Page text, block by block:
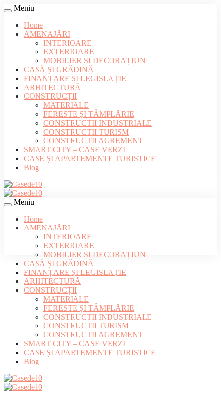
Meniu
Home
AMENAJĂRI
INTERIOARE
EXTERIOARE
MOBILIER ȘI DECORAȚIUNI
CASĂ ȘI GRĂDINĂ
FINANȚARE ȘI LEGISLAȚIE
ARHITECTURĂ
CONSTRUCȚII
MATERIALE
FERESTE ȘI TÂMPLĂRIE
CONSTRUCTII INDUSTRIALE
CONSTRUCTII TURISM
CONSTRUCTII AGREMENT
SMART CITY – CASE VERZI
CASE ȘI APARTEMENTE TURISTICE
Blog
Meniu
Home
AMENAJĂRI
INTERIOARE
EXTERIOARE
MOBILIER ȘI DECORAȚIUNI
CASĂ ȘI GRĂDINĂ
FINANȚARE ȘI LEGISLAȚIE
ARHITECTURĂ
CONSTRUCȚII
MATERIALE
FERESTE ȘI TÂMPLĂRIE
CONSTRUCTII INDUSTRIALE
CONSTRUCTII TURISM
CONSTRUCTII AGREMENT
SMART CITY – CASE VERZI
CASE ȘI APARTEMENTE TURISTICE
Blog